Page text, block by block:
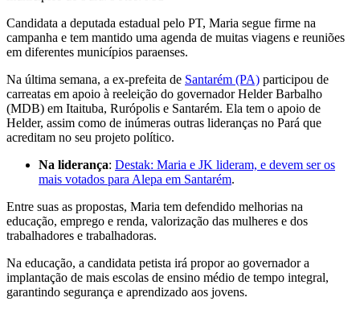
Candidata a deputada estadual pelo PT, Maria segue firme na
campanha e tem mantido uma agenda de muitas viagens e reuniões
em diferentes municípios paraenses.
Na última semana, a ex-prefeita de Santarém (PA) participou de
carreatas em apoio à reeleição do governador Helder Barbalho
(MDB) em Itaituba, Rurópolis e Santarém. Ela tem o apoio de
Helder, assim como de inúmeras outras lideranças no Pará que
acreditam no seu projeto político.
Na liderança: Destak: Maria e JK lideram, e devem ser os
mais votados para Alepa em Santarém.
Entre suas as propostas, Maria tem defendido melhorias na
educação, emprego e renda, valorização das mulheres e dos
trabalhadores e trabalhadoras.
Na educação, a candidata petista irá propor ao governador a
implantação de mais escolas de ensino médio de tempo integral,
garantindo segurança e aprendizado aos jovens.